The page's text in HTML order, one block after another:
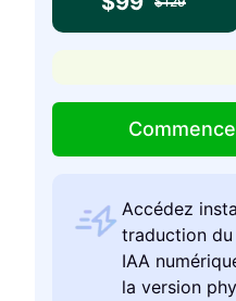
Accédez
traduction
IAA
la version